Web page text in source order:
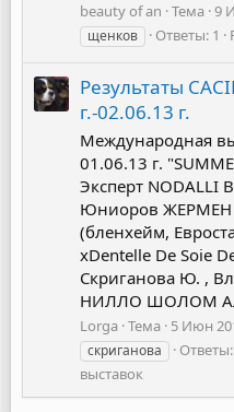
beauty of an Тема 9
щенков
Ответы: 1
Результаты
г.-02.06.13 г.
Международная
01.06.13 г.
Эксперт NODALLI
Юниоров
(бленхейм,
хDentelle De Soie
Скриганова Ю. ,
НИЛЛО ШОЛОМ
Lorga Тема 5 Июн
скриганова
выставок